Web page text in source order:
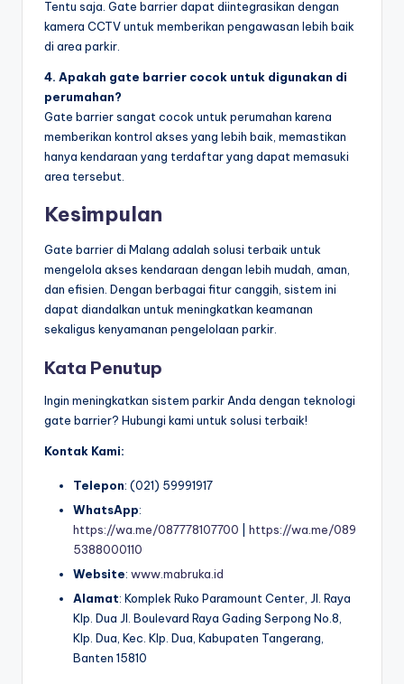
Tentu saja. Gate barrier dapat diintegrasikan dengan
kamera CCTV untuk memberikan pengawasan lebih baik
di area parkir.
4. Apakah gate barrier cocok untuk digunakan di
perumahan?
Gate barrier sangat cocok untuk perumahan karena
memberikan kontrol akses yang lebih baik, memastikan
hanya kendaraan yang terdaftar yang dapat memasuki
area tersebut.
Kesimpulan
Gate barrier di Malang adalah solusi terbaik untuk
mengelola akses kendaraan dengan lebih mudah, aman,
dan efisien. Dengan berbagai fitur canggih, sistem ini
dapat diandalkan untuk meningkatkan keamanan
sekaligus kenyamanan pengelolaan parkir.
Kata Penutup
Ingin meningkatkan sistem parkir Anda dengan teknologi
gate barrier? Hubungi kami untuk solusi terbaik!
Kontak Kami:
Telepon: (021) 59991917
WhatsApp:
https://wa.me/087778107700
https://wa.me/089
5388000110
Website: www.mabruka.id
Alamat: Komplek Ruko Paramount Center, Jl. Raya
Klp. Dua Jl. Boulevard Raya Gading Serpong No.8,
Klp. Dua, Kec. Klp. Dua, Kabupaten Tangerang,
Banten 15810